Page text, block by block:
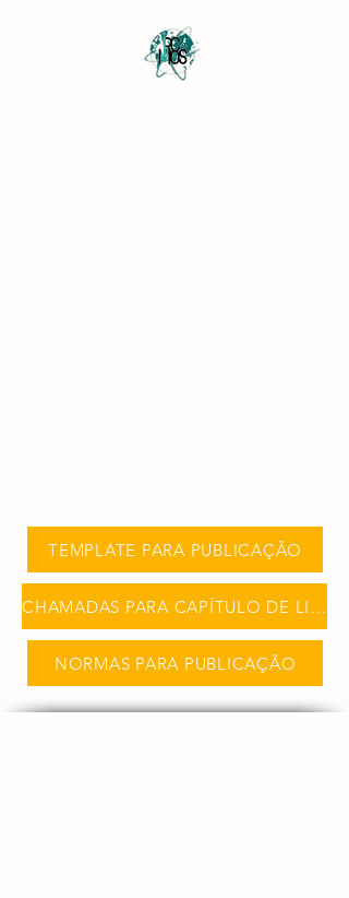
TEMPLATE PARA PUBLICAÇÃO
CHAMADAS PARA CAPÍTULO DE LIVRO
NORMAS PARA PUBLICAÇÃO